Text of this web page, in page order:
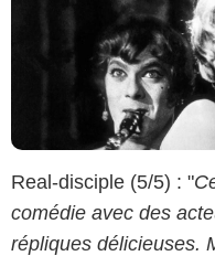
Real-disciple (5/5) : "
comédie avec des
répliques délicieuses.